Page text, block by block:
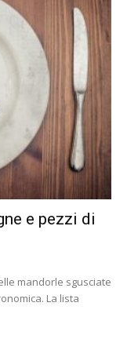
e pezzi di
mandorle sgusciate
La lista